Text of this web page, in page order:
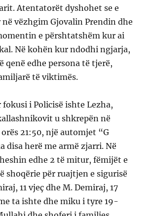
Atentatorët dyshohet se e
vëzhgim Gjovalin Prendin dhe
e përshtatshëm kur ai
Në kohën kur ndodhi ngjarja,
qenë edhe persona të tjerë,
të viktimës.
i Policisë ishte Lezha,
u shkrepën në
21:50, një automjet “G
disa herë me armë zjarri. Në
edhe 2 të mitur, fëmijët e
shoqërie për ruajtjen e sigurisë
11 vjeç dhe M. Demiraj, 17
ta ishte dhe miku i tyre 19-